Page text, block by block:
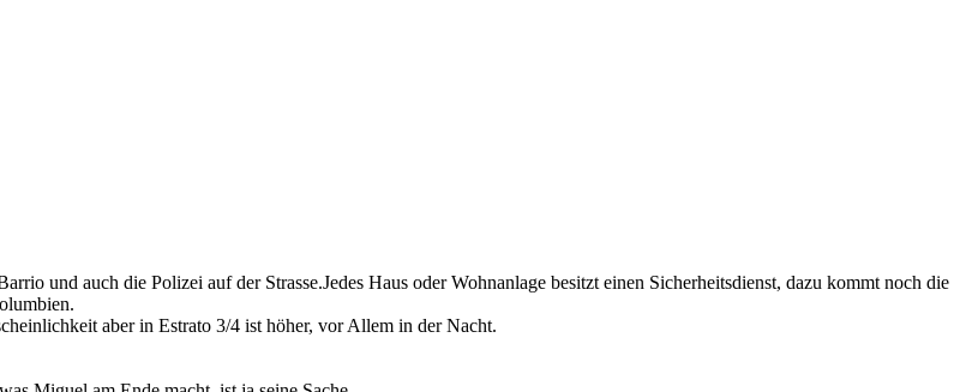
und auch die Polizei auf der Strasse.Jedes Haus oder Wohnanlage besitzt einen Sicherheitsdienst, dazu kommt noch die
aber in Estrato 3/4 ist höher, vor Allem in der Nacht.